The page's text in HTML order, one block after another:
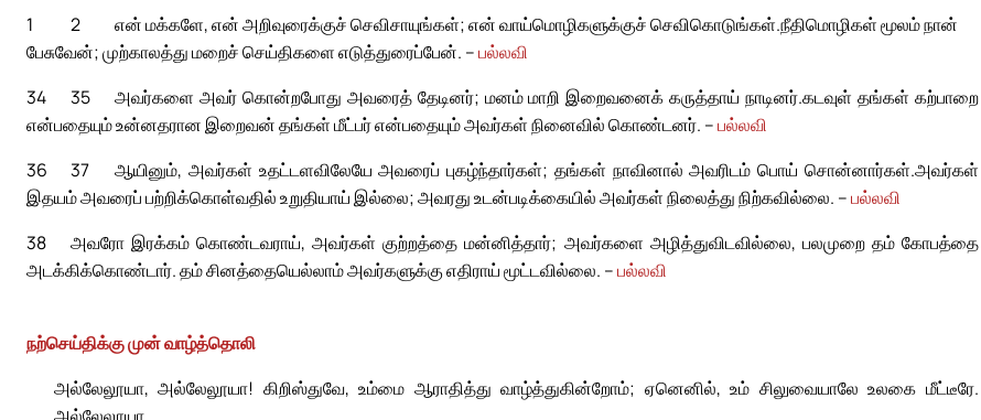
1
என் மக்களே, என் அறிவுரைக்குச் செவிசாயுங்கள்; என் வாய்மொழிகளுக்குச் செவிகொடுங்கள்.
2
நீதிமொழிகள் மூலம் நான்
பேசுவேன்; முற்காலத்து மறைச் செய்திகளை எடுத்துரைப்பேன். –பல்லவி
34
அவர்களை அவர் கொன்றபோது அவரைத் தேடினர்; மனம் மாறி இறைவனைக் கருத்தாய் நாடினர்.
35
கடவுள் தங்கள் கற்பாறை
என்பதையும் உன்னதரான இறைவன் தங்கள் மீட்பர் என்பதையும் அவர்கள் நினைவில் கொண்டனர். –பல்லவி
36
ஆயினும், அவர்கள் உதட்டளவிலேயே அவரைப் புகழ்ந்தார்கள்; தங்கள் நாவினால் அவரிடம் பொய் சொன்னார்கள்.
37
அவர்கள்
இதயம் அவரைப் பற்றிக்கொள்வதில் உறுதியாய் இல்லை; அவரது உடன்படிக்கையில் அவர்கள் நிலைத்து நிற்கவில்லை. –பல்லவி
38
அவரோ இரக்கம் கொண்டவராய், அவர்கள் குற்றத்தை மன்னித்தார்; அவர்களை அழித்துவிடவில்லை, பலமுறை தம் கோபத்தை
அடக்கிக்கொண்டார். தம் சினத்தையெல்லாம் அவர்களுக்கு எதிராய் மூட்டவில்லை. –பல்லவி
நற்செய்திக்கு முன் வாழ்த்தொலி
அல்லேலூயா, அல்லேலூயா! கிறிஸ்துவே, உம்மை ஆராதித்து வாழ்த்துகின்றோம்; ஏனெனில், உம் சிலுவையாலே உலகை மீட்டீரே.